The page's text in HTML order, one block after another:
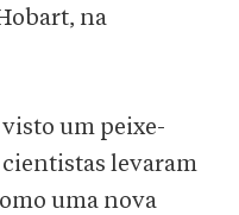
na
um peixe-
cientistas levaram
uma nova